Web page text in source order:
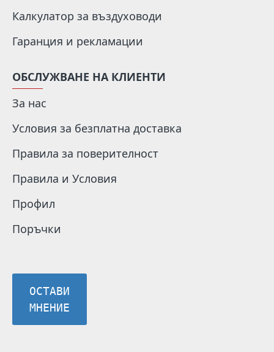
Калкулатор за въздуховоди
Гаранция и рекламации
ОБСЛУЖВАНЕ НА КЛИЕНТИ
За нас
Условия за безплатна доставка
Правила за поверителност
Правила и Условия
Профил
Поръчки
ОСТАВИ
МНЕНИЕ